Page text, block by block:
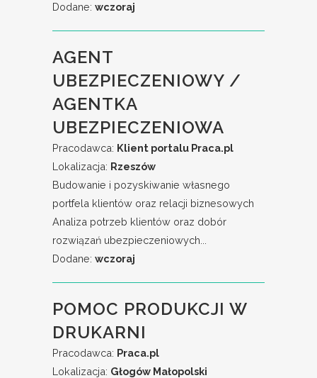
Dodane: wczoraj
AGENT
UBEZPIECZENIOWY /
AGENTKA
UBEZPIECZENIOWA
Pracodawca: Klient portalu Praca.pl
Lokalizacja: Rzeszów
Budowanie i pozyskiwanie własnego
portfela klientów oraz relacji biznesowych
Analiza potrzeb klientów oraz dobór
rozwiązań ubezpieczeniowych...
Dodane: wczoraj
POMOC PRODUKCJI W
DRUKARNI
Pracodawca: Praca.pl
Lokalizacja: Głogów Małopolski